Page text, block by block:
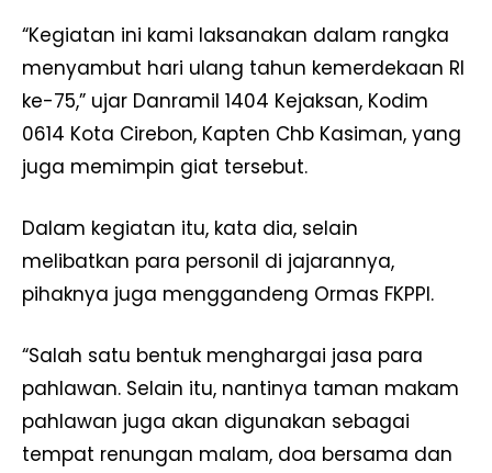
“Kegiatan ini kami laksanakan dalam rangka
menyambut hari ulang tahun kemerdekaan RI
ke-75,” ujar Danramil 1404 Kejaksan, Kodim
0614 Kota Cirebon, Kapten Chb Kasiman, yang
juga memimpin giat tersebut.
Dalam kegiatan itu, kata dia, selain
melibatkan para personil di jajarannya,
pihaknya juga menggandeng Ormas FKPPI.
“Salah satu bentuk menghargai jasa para
pahlawan. Selain itu, nantinya taman makam
pahlawan juga akan digunakan sebagai
tempat renungan malam, doa bersama dan